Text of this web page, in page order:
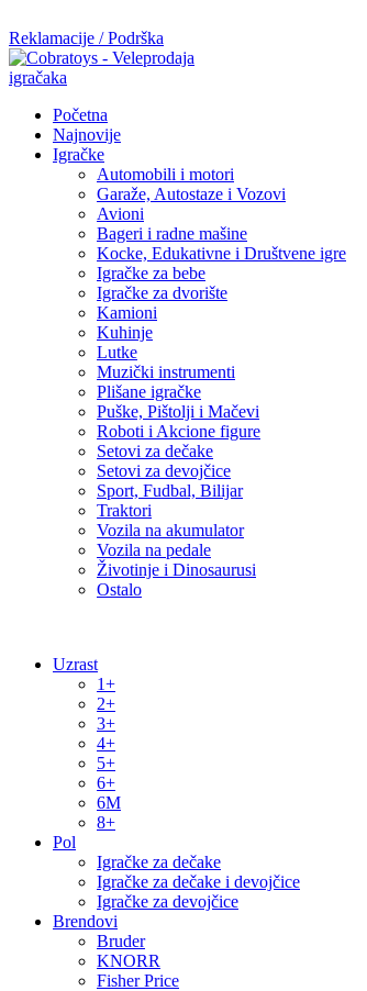
Reklamacije / Podrška
Početna
Najnovije
Igračke
Automobili i motori
Garaže, Autostaze i Vozovi
Avioni
Bageri i radne mašine
Kocke, Edukativne i Društvene igre
Igračke za bebe
Igračke za dvorište
Kamioni
Kuhinje
Lutke
Muzički instrumenti
Plišane igračke
Puške, Pištolji i Mačevi
Roboti i Akcione figure
Setovi za dečake
Setovi za devojčice
Sport, Fudbal, Bilijar
Traktori
Vozila na akumulator
Vozila na pedale
Životinje i Dinosaurusi
Ostalo
Uzrast
1+
2+
3+
4+
5+
6+
6M
8+
Pol
Igračke za dečake
Igračke za dečake i devojčice
Igračke za devojčice
Brendovi
Bruder
KNORR
Fisher Price